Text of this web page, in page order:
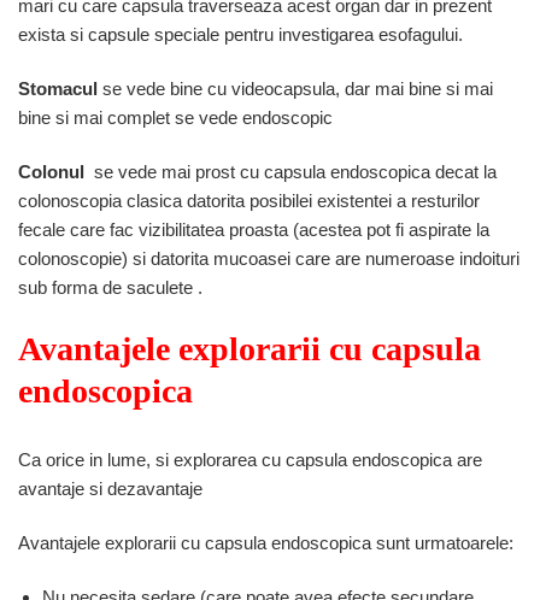
mari cu care capsula traverseaza acest organ dar in prezent
exista si capsule speciale pentru investigarea esofagului.
Stomacul se vede bine cu videocapsula, dar mai bine si mai
bine si mai complet se vede endoscopic
Colonul se vede mai prost cu capsula endoscopica decat la
colonoscopia clasica datorita posibilei existentei a resturilor
fecale care fac vizibilitatea proasta (acestea pot fi aspirate la
colonoscopie) si datorita mucoasei care are numeroase indoituri
sub forma de saculete .
Avantajele explorarii cu capsula
endoscopica
Ca orice in lume, si explorarea cu capsula endoscopica are
avantaje si dezavantaje
Avantajele explorarii cu capsula endoscopica sunt urmatoarele: